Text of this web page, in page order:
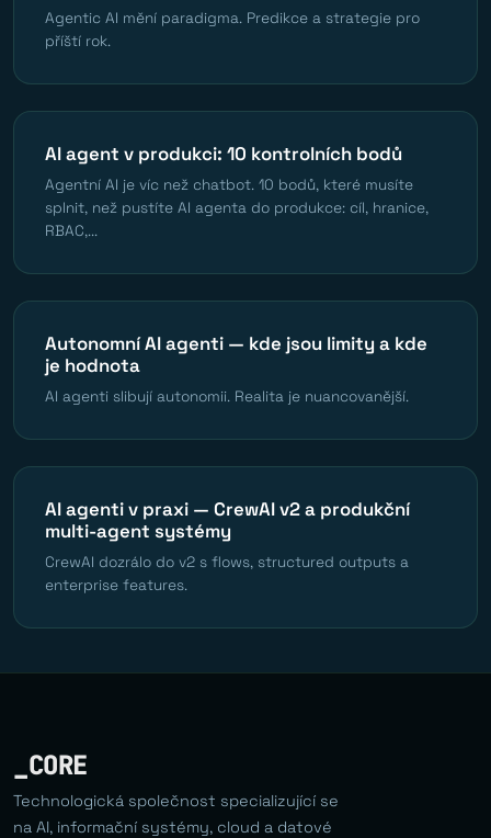
Agentic AI mění paradigma. Predikce a strategie pro
příští rok.
AI agent v produkci: 10 kontrolních bodů
Agentní AI je víc než chatbot. 10 bodů, které musíte
splnit, než pustíte AI agenta do produkce: cíl, hranice,
RBAC,...
Autonomní AI agenti — kde jsou limity a kde
je hodnota
AI agenti slibují autonomii. Realita je nuancovanější.
AI agenti v praxi — CrewAI v2 a produkční
multi-agent systémy
CrewAI dozrálo do v2 s flows, structured outputs a
enterprise features.
_CORE
Technologická společnost specializující se
na AI, informační systémy, cloud a datové